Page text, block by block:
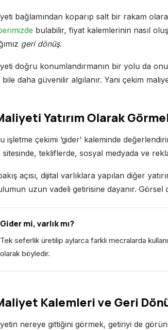
bağlamından koparıp salt bir rakam
bulabilir, fiyat kalemlerinin nasıl
geri dönüş.
doğru konumlandırmanın bir yolu da
daha güvenilir algılanır. Yani çekim
Yatırım Olarak
işletme çekimi ‘gider’ kaleminde
sitesinde, tekliflerde, sosyal medyada ve
açısı, dijital varlıklara yapılan diğer
uzun vadeli getirisine dayanır. Görsel
Gider mi, varlık mı?
Tek seferlik üretilip aylarca farklı mecralarda
olarak böyledir.
Kalemleri ve Geri
nereye gittiğini görmek, getiriyi de